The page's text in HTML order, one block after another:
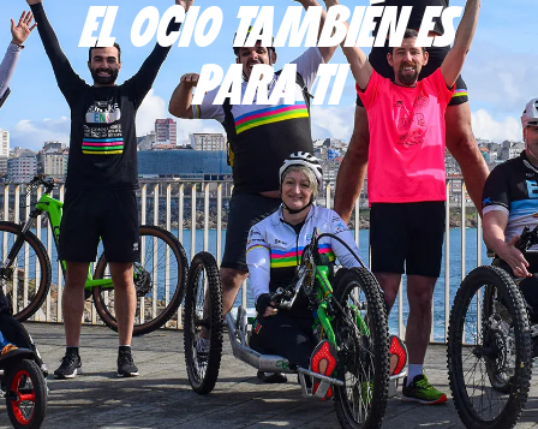
EL OCIO TAMBIÉN ES
PARA TI